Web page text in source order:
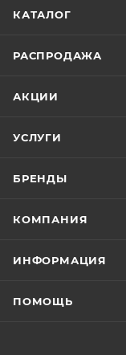
КАТАЛОГ
РАСПРОДАЖА
АКЦИИ
УСЛУГИ
БРЕНДЫ
КОМПАНИЯ
ИНФОРМАЦИЯ
ПОМОЩЬ